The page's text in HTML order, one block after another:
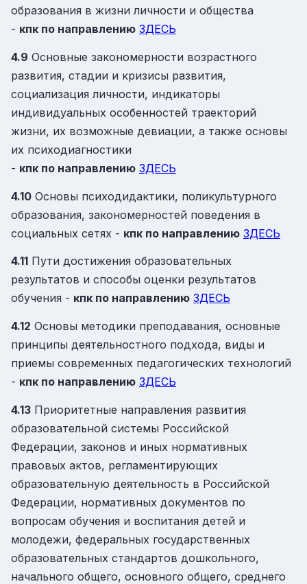
образования в жизни личности и общества
- кпк по направлению ЗДЕСЬ
4.9 Основные закономерности возрастного
развития, стадии и кризисы развития,
социализация личности, индикаторы
индивидуальных особенностей траекторий
жизни, их возможные девиации, а также основы
их психодиагностики
- кпк по направлению ЗДЕСЬ
4.10 Основы психодидактики, поликультурного
образования, закономерностей поведения в
социальных сетях - кпк по направлению ЗДЕСЬ
4.11 Пути достижения образовательных
результатов и способы оценки результатов
обучения - кпк по направлению ЗДЕСЬ
4.12 Основы методики преподавания, основные
принципы деятельностного подхода, виды и
приемы современных педагогических технологий
- кпк по направлению ЗДЕСЬ
4.13 Приоритетные направления развития
образовательной системы Российской
Федерации, законов и иных нормативных
правовых актов, регламентирующих
образовательную деятельность в Российской
Федерации, нормативных документов по
вопросам обучения и воспитания детей и
молодежи, федеральных государственных
образовательных стандартов дошкольного,
начального общего, основного общего, среднего